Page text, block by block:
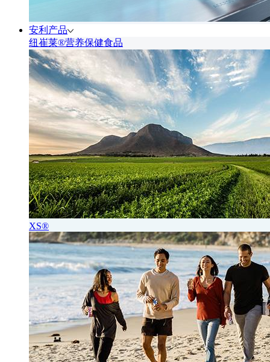
安利产品
纽崔莱®营养保健食品
XS®